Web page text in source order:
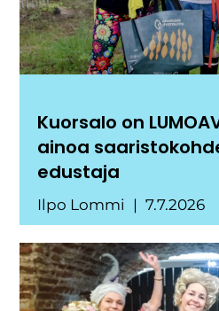
Kuorsalo on
ainoa
edustaja
Ilpo Lommi 7.7.2026